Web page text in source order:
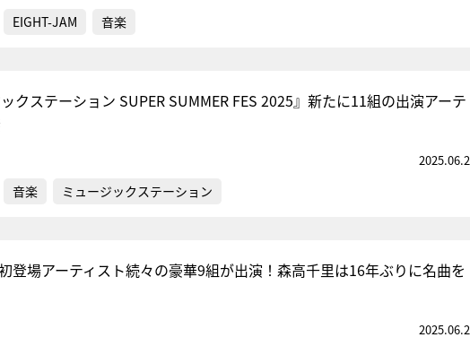
EIGHT-JAM 音楽
ックステーション SUPER SUMMER FES 2025』新たに11組の出演アーテ
音楽 ミュージックステーション
登場アーティスト続々の豪華9組が出演！森高千里は16年ぶりに名曲を